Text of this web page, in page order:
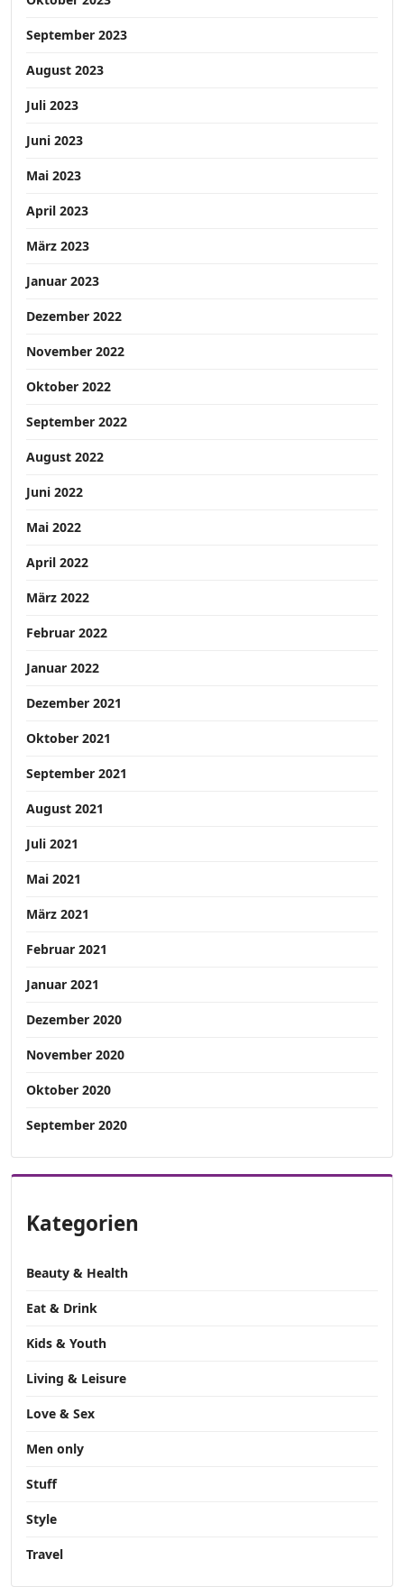
September 2023
August 2023
Juli 2023
Juni 2023
Mai 2023
April 2023
März 2023
Januar 2023
Dezember 2022
November 2022
Oktober 2022
September 2022
August 2022
Juni 2022
Mai 2022
April 2022
März 2022
Februar 2022
Januar 2022
Dezember 2021
Oktober 2021
September 2021
August 2021
Juli 2021
Mai 2021
März 2021
Februar 2021
Januar 2021
Dezember 2020
November 2020
Oktober 2020
September 2020
Kategorien
Beauty & Health
Eat & Drink
Kids & Youth
Living & Leisure
Love & Sex
Men only
Stuff
Style
Travel